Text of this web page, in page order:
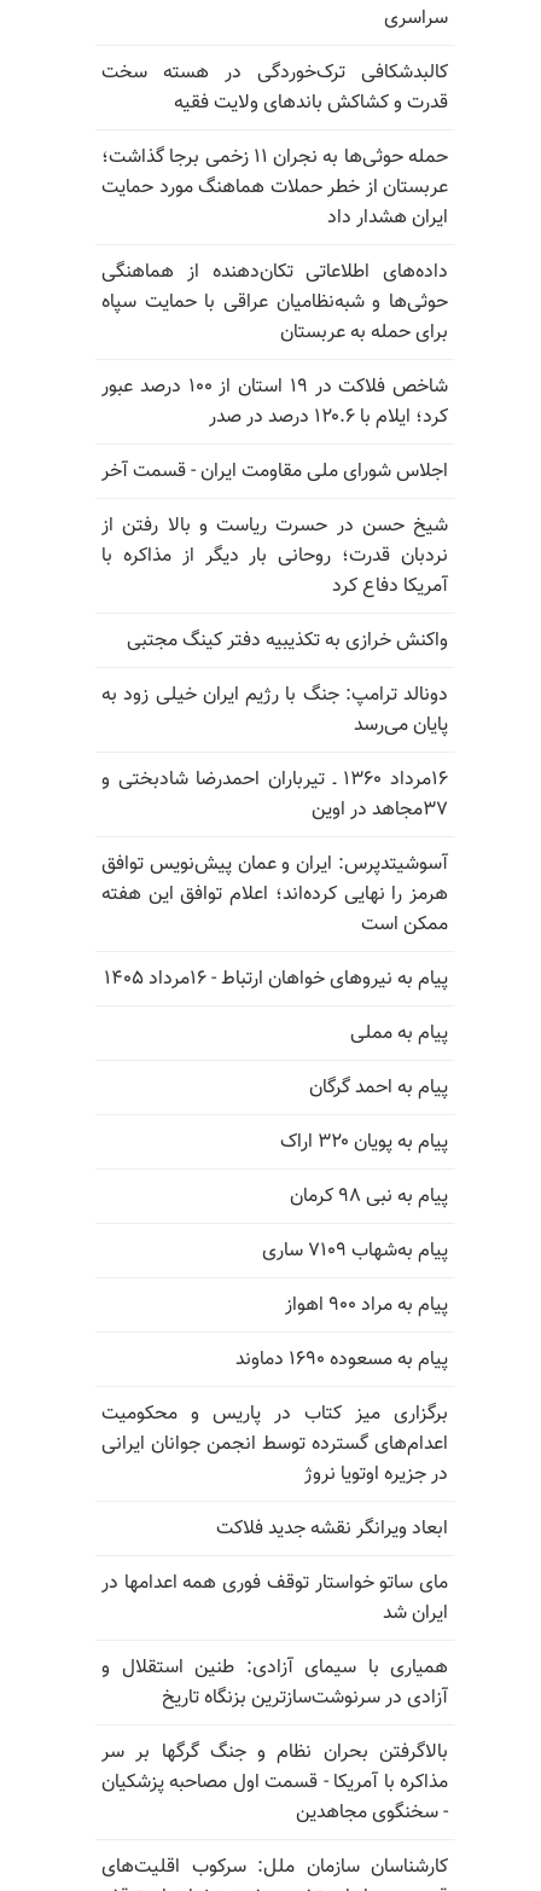
سراسری
کالبدشکافی ترک‌خوردگی در هسته سخت
قدرت و کشاکش باندهای ولایت فقیه
حمله حوثی‌ها به نجران ۱۱ زخمی برجا گذاشت؛
عربستان از خطر حملات هماهنگ مورد حمایت
ایران هشدار داد
داده‌های اطلاعاتی تکان‌دهنده از هماهنگی
حوثی‌ها و شبه‌نظامیان عراقی با حمایت سپاه
برای حمله به عربستان
شاخص فلاکت در ۱۹ استان از ۱۰۰ درصد عبور
کرد؛ ایلام با ۱۲۰.۶ درصد در صدر
اجلاس شورای ملی مقاومت ایران - قسمت آخر
شیخ حسن در حسرت ریاست و بالا رفتن از
نردبان قدرت؛ روحانی بار دیگر از مذاکره با
آمریکا دفاع کرد
واکنش خرازی به تکذیبیه دفتر کینگ مجتبی
دونالد ترامپ: جنگ با رژیم ایران خیلی زود به
پایان می‌رسد
۱۶مرداد ۱۳۶۰ ـ تیرباران احمدرضا شادبختی و
۳۷مجاهد در اوین
آسوشیتدپرس: ایران و عمان پیش‌نویس توافق
هرمز را نهایی کرده‌اند؛ اعلام توافق این هفته
ممکن است
پیام به نیروهای خواهان ارتباط - ۱۶مرداد ۱۴۰۵
پیام به مملی
پیام به احمد گرگان
پیام به پویان ۳۲۰ اراک
پیام به نبی ۹۸ کرمان
پیام به‌شهاب ۷۱۰۹ ساری
پیام به مراد ۹۰۰ اهواز
پیام به مسعوده ۱۶۹۰ دماوند
برگزاری میز کتاب در پاریس و محکومیت
اعدام‌های گسترده توسط انجمن جوانان ایرانی
در جزیره اوتویا نروژ
ابعاد ویرانگر نقشه جدید فلاکت
مای ساتو خواستار توقف فوری همه اعدامها در
ایران شد
همیاری با سیمای آزادی: طنین استقلال و
آزادی در سرنوشت‌سازترین بزنگاه تاریخ
بالا‌گرفتن بحران نظام و جنگ گرگها بر سر
مذاکره با آمریکا - قسمت اول مصاحبه پزشکیان
- سخنگوی مجاهدین
کارشناسان سازمان ملل: سرکوب اقلیت‌های